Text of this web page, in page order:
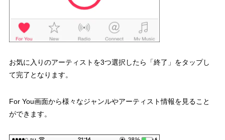
お気に入りのアーティストを3つ選択したら「終了」をタップし
て完了となります。
For You画面から様々なジャンルやアーティスト情報を見ること
ができます。